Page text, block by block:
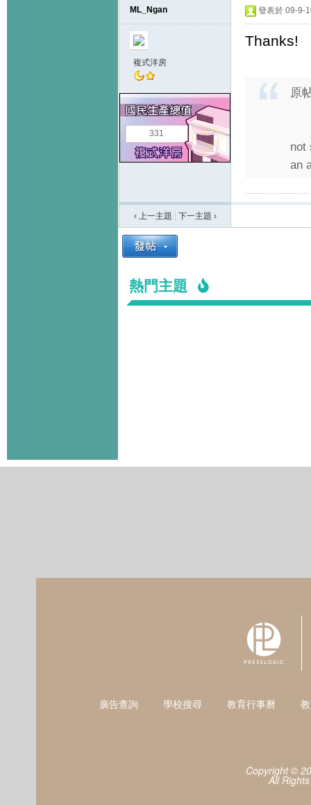
ML_Ngan
複式洋房
331
發表於 09-9-
Thanks!
原
not
an
‹ 上一主題 下一主題 ›
熱門主題
廣告查詢 學校搜尋 教育行事曆
Copyright ©
All